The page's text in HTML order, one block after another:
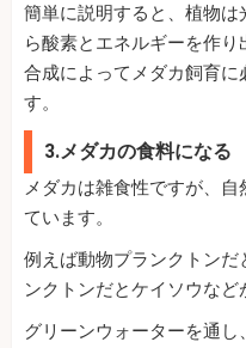
簡単に説明すると、植物
ら酸素とエネルギーを作
合成によってメダカ飼育に
す。
3.メダカの食料になる
メダカは雑食性ですが、
ています。
例えば動物プランクトン
ンクトンだとケイソウなど
グリーンウォーターを通し